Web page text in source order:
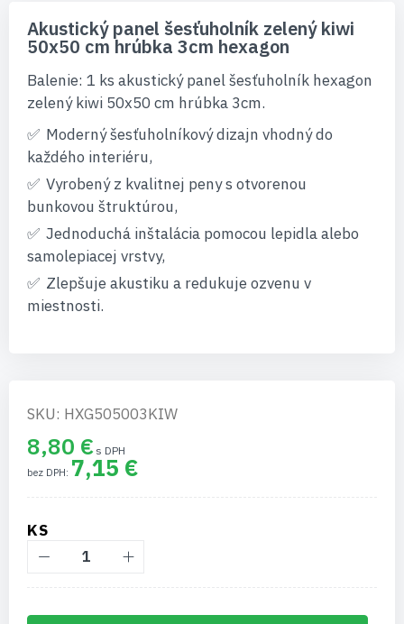
začiatok
galérie
Akustický panel šesťuholník zelený kiwi
50x50 cm hrúbka 3cm hexagon
Balenie: 1 ks akustický panel šesťuholník hexagon
zelený kiwi 50x50 cm hrúbka 3cm.
Moderný šesťuholníkový dizajn vhodný do
každého interiéru,
Vyrobený z kvalitnej peny s otvorenou
bunkovou štruktúrou,
Jednoduchá inštalácia pomocou lepidla alebo
samolepiacej vrstvy,
Zlepšuje akustiku a redukuje ozvenu v
miestnosti.
SKU: HXG505003KIW
8,80 €
7,15 €
KS